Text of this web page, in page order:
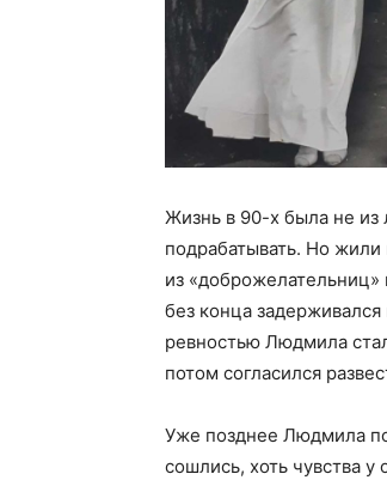
Жизнь в 90-х была не из
подрабатывать. Но
из «доброжелательниц»
без конца
ревностью Людмила
потом согласился
Уже позднее Людмила
сошлись, хоть чувства